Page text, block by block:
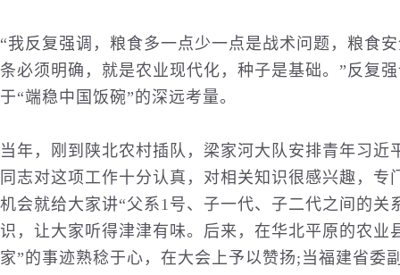
“我反复强调，粮食多一点少一点是战术问题，粮食
条必须明确，就是农业现代化，种子是基础。”反复
于“端稳中国饭碗”的深远考量。
当年，刚到陕北农村插队，梁家河大队安排青年习
同志对这项工作十分认真，对相关知识很感兴趣，
机会就给大家讲“父系1号、子一代、子二代之间的关
识，让大家听得津津有味。后来，在华北平原的农
家”的事迹熟稔于心，在大会上予以赞扬;当福建省委